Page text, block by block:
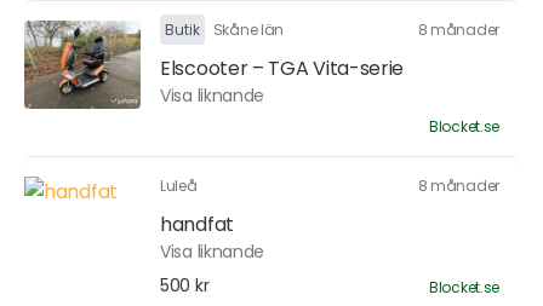
Butik Skåne län 8 månader
Elscooter – TGA Vita-serie
Visa liknande
Blocket.se
Luleå 8 månader
handfat
Visa liknande
500 kr
Blocket.se